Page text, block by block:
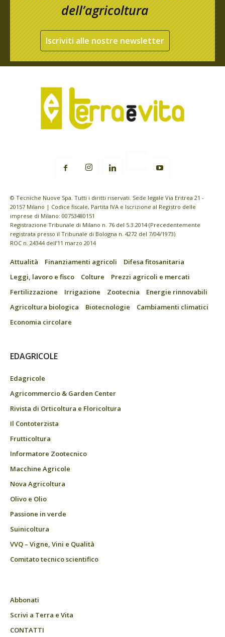
dell’agricoltura
Iscriviti alle nostre newsletter
© Tecniche Nuove Spa. Tutti i diritti riservati. Sede legale Via Eritrea 21 -
20157 Milano | Codice fiscale, Partita IVA e Iscrizione al Registro delle
imprese di Milano: 00753480151
Registrazione Tribunale di Milano n. 76 del 5.3.2014 (Precedentemente
registrata presso il Tribunale di Bologna n. 4272 del 7/04/1973)
ROC n. 24344 dell’11 marzo 2014
Attualità Finanziamenti agricoli
Difesa fitosanitaria
Leggi, lavoro e fisco
Colture
Prezzi agricoli e mercati
Fertilizzazione
Irrigazione Zootecnia
Energie rinnovabili
Agricoltura biologica
Biotecnologie
Cambiamenti climatici
Economia circolare
EDAGRICOLE
Edagricole
Agricommercio & Garden Center
Rivista di Orticoltura e Floricoltura
Il Contoterzista
Frutticoltura
Informatore Zootecnico
Macchine Agricole
Nova Agricoltura
Olivo e Olio
Passione in verde
Suinicoltura
VVQ – Vigne, Vini e Qualità
Comitato tecnico scientifico
Abbonati
Scrivi a Terra e Vita
CONTATTI